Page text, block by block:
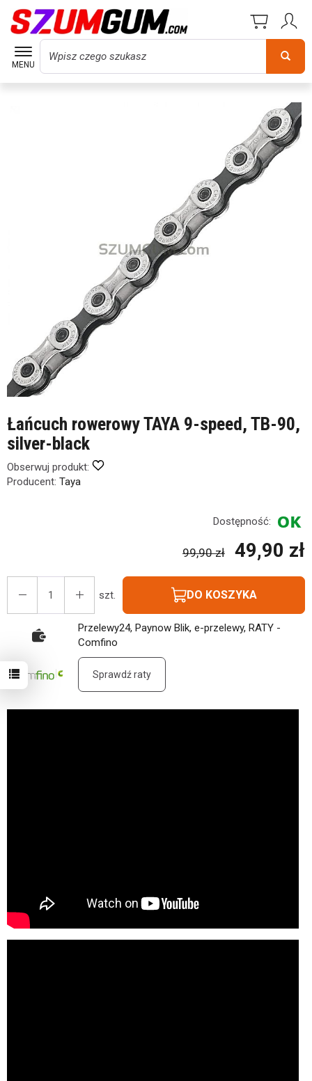
MENU
Wyszukaj
Łańcuch rowerowy TAYA 9-speed, TB-90,
silver-black
Obserwuj produkt:
Producent: Taya
Dostępność:
99,90 zł 49,90 zł
szt. DO KOSZYKA
Przelewy24, Paynow Blik, e-przelewy, RATY -
Comfino
Sprawdź raty